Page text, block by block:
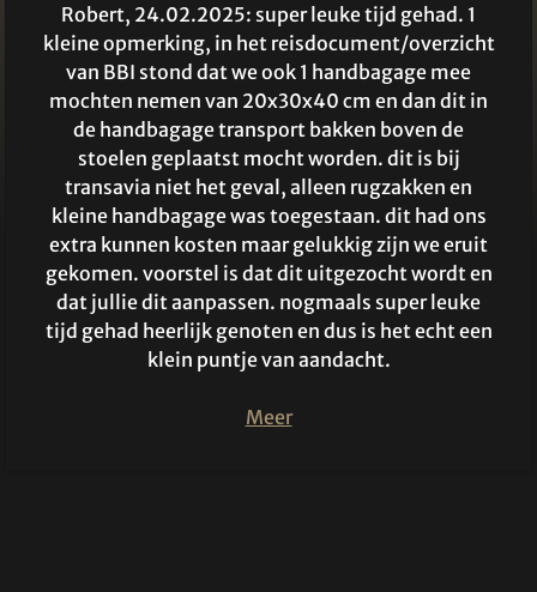
Robert, 24.02.2025: super leuke tijd gehad. 1
kleine opmerking, in het reisdocument/overzicht
van BBI stond dat we ook 1 handbagage mee
mochten nemen van 20x30x40 cm en dan dit in
de handbagage transport bakken boven de
stoelen geplaatst mocht worden. dit is bij
transavia niet het geval, alleen rugzakken en
kleine handbagage was toegestaan. dit had ons
extra kunnen kosten maar gelukkig zijn we eruit
gekomen. voorstel is dat dit uitgezocht wordt en
dat jullie dit aanpassen. nogmaals super leuke
tijd gehad heerlijk genoten en dus is het echt een
klein puntje van aandacht.
Meer